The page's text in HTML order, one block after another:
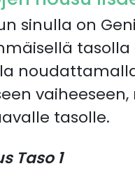
sinulla on
tasolla
tasolle.
Taso 1